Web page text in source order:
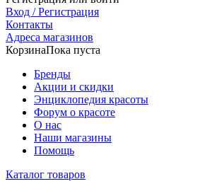
Вход / Регистрация
Контакты
Адреса магазинов
КорзинаПока пуста
Бренды
Акции и скидки
Энциклопедия красоты
Форум о красоте
О нас
Наши магазины
Помощь
Каталог товаров